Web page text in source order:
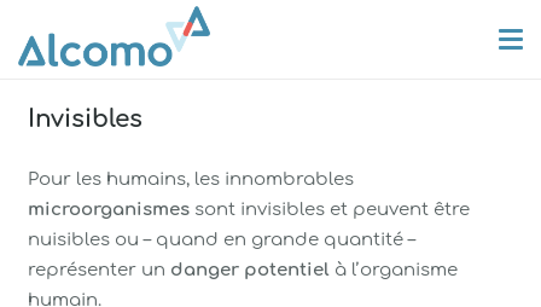
Invisibles
Pour les humains, les innombrables
microorganismessont invisibles et peuvent être
nuisibles ou – quand en grande quantité –
représenter un danger potentielà l’organisme
humain.